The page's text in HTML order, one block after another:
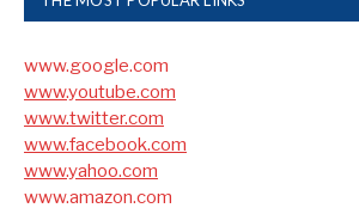
www.google.com
www.youtube.com
www.twitter.com
www.facebook.com
www.yahoo.com
www.amazon.com